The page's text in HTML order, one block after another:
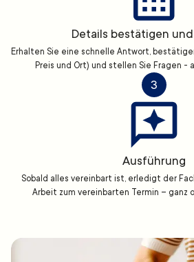
Details bestätigen
Erhalten Sie eine schnelle Antwort,
Preis und Ort) und stellen Sie Fragen -
3
Ausführung
Sobald alles vereinbart ist, erledigt der
Arbeit zum vereinbarten Termin – ganz